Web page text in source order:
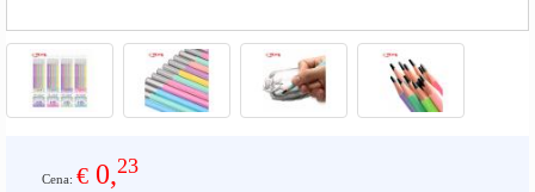
Cena: € 0,23